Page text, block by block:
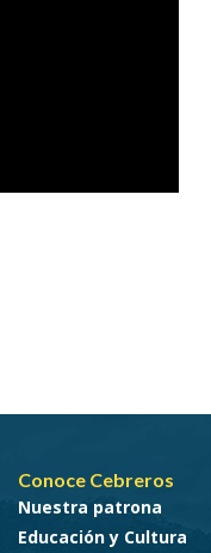
Conoce Cebreros
Nuestra patrona
Educación y Cultura